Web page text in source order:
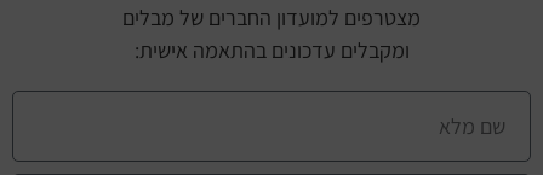
מצטרפים למועדון החברים של מבלים
ומקבלים עדכונים בהתאמה אישית: